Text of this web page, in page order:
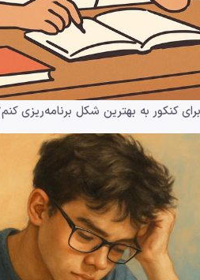
کنکور به بهترین شکل برنامه‌ریزی